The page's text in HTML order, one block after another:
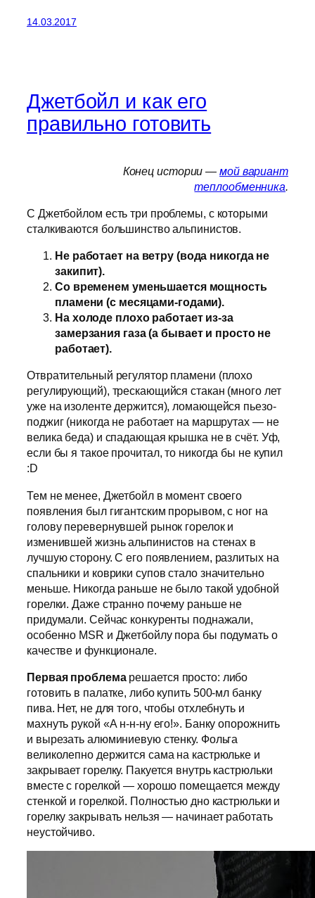
14.03.2017
Джетбойл и как его
правильно готовить
Конец истории —мой вариант
теплообменника.
С Джетбойлом есть три проблемы, с которыми
сталкиваются большинство альпинистов.
Не работает на ветру (вода никогда не
закипит).
Со временем уменьшается мощность
пламени (с месяцами-годами).
На холоде плохо работает из-за
замерзания газа (а бывает и просто не
работает).
Отвратительный регулятор пламени (плохо
регулирующий), трескающийся стакан (много лет
уже на изоленте держится), ломающейся пьезо-
поджиг (никогда не работает на маршрутах — не
велика беда) и спадающая крышка не в счёт. Уф,
если бы я такое прочитал, то никогда бы не купил
:D
Тем не менее, Джетбойл в момент своего
появления был гигантским прорывом, с ног на
голову перевернувшей рынок горелок и
изменившей жизнь альпинистов на стенах в
лучшую сторону. С его появлением, разлитых на
спальники и коврики супов стало значительно
меньше. Никогда раньше не было такой удобной
горелки. Даже странно почему раньше не
придумали. Сейчас конкуренты поднажали,
особенно MSR и Джетбойлу пора бы подумать о
качестве и функционале.
Первая проблемарешается просто: либо
готовить в палатке, либо купить 500-мл банку
пива. Нет, не для того, чтобы отхлебнуть и
махнуть рукой «А н-н-ну его!». Банку опорожнить
и вырезать алюминиевую стенку. Фольга
великолепно держится сама на кастрюльке и
закрывает горелку. Пакуется внутрь кастрюльки
вместе с горелкой — хорошо помещается между
стенкой и горелкой. Полностью дно кастрюльки и
горелку закрывать нельзя — начинает работать
неустойчиво.